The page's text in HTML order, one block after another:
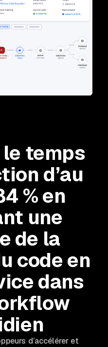
temps
d’au
% en
une
de la
code en
dans
d’accélérer et